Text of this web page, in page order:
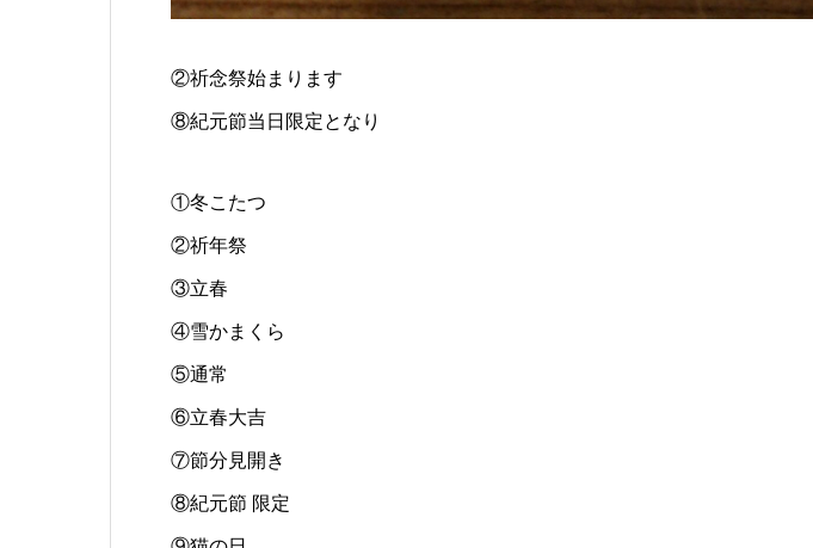
②祈念祭始まります
⑧紀元節当日限定となり
①冬こたつ
②祈年祭
③立春
④雪かまくら
⑤通常
⑥立春大吉
⑦節分見開き
⑧紀元節 限定